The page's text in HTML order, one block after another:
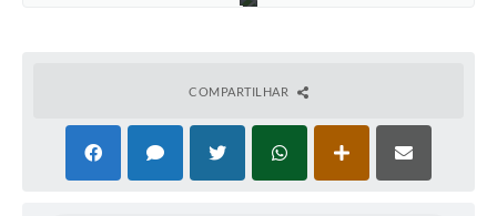
COMPARTILHAR